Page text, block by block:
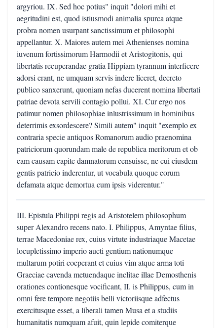
argyriou. IX. Sed hoc potius" inquit "dolori mihi et
aegritudini est, quod istiusmodi animalia spurca atque
probra nomen usurpant sanctissimum et philosophi
appellantur. X. Maiores autem mei Athenienses nomina
iuvenum fortissimorum Harmodii et Aristogitonis, qui
libertatis recuperandae gratia Hippiam tyrannum interficere
adorsi erant, ne umquam servis indere liceret, decreto
publico sanxerunt, quoniam nefas ducerent nomina libertati
patriae devota servili contagio pollui. XI. Cur ergo nos
patimur nomen philosophiae inlustrissimum in hominibus
deterrimis exsordescere? Simili autem" inquit "exemplo ex
contraria specie antiquos Romanorum audio praenomina
patriciorum quorundam male de republica meritorum et ob
eam causam capite damnatorum censuisse, ne cui eiusdem
gentis patricio inderentur, ut vocabula quoque eorum
defamata atque demortua cum ipsis viderentur."
III. Epistula Philippi regis ad Aristotelem philosophum
super Alexandro recens nato. I. Philippus, Amyntae filius,
terrae Macedoniae rex, cuius virtute industriaque Macetae
locupletissimo imperio aucti gentium nationumque
multarum potiri coeperant et cuius vim atque arma toti
Graeciae cavenda metuendaque inclitae illae Demosthenis
orationes contionesque vocificant, II. is Philippus, cum in
omni fere tempore negotiis belli victoriisque adfectus
exercitusque esset, a liberali tamen Musa et a studiis
humanitatis numquam afuit, quin lepide comiterque